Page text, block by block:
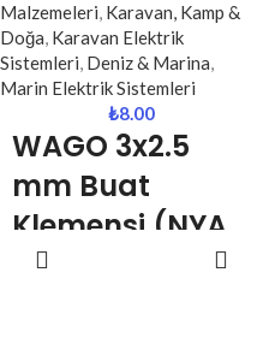
(vidasız) bağlantı sistemi
sayesinde kabloları sağlam
şekilde sabitler ve temas kaybını
önler. Kompakt yapısı ile buat
içlerinde düzenli ve güvenli
bağlantılar sağlar
Malzemeleri, Karavan, Kamp &
Doğa, Karavan Elektrik
Sistemleri, Deniz & Marina,
Marin Elektrik Sistemleri
₺8.00
WAGO 3x2.5
mm Buat
Klemensi (NYA
Uyumlu)